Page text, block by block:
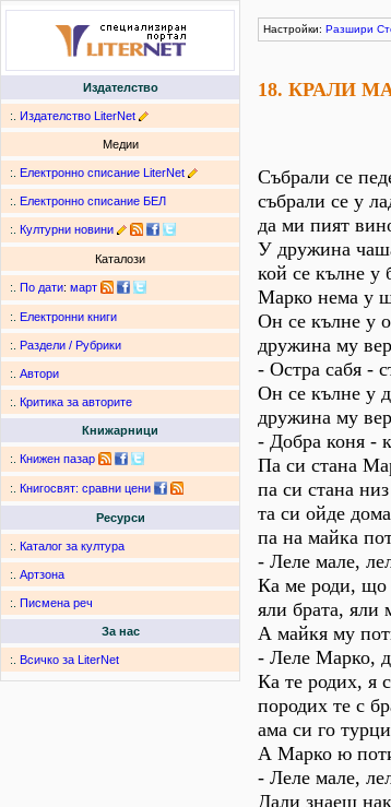
Издателство
:. Издателство LiterNet
Медии
:. Електронно списание LiterNet
:. Електронно списание БЕЛ
:. Културни новини
Каталози
:. По дати: март
:. Електронни книги
:. Раздели / Рубрики
:. Автори
:. Критика за авторите
Книжарници
:. Книжен пазар
:. Книгосвят: сравни цени
Ресурси
:. Каталог за култура
:. Артзона
:. Писмена реч
За нас
:. Всичко за LiterNet
Настройки: Разшири
18. КРАЛИ
Събрали се
събрали се у
да ми пият
У дружина
кой се кълне у
Марко нема у
Он се кълне у
дружина му
- Остра сабя -
Он се кълне у
дружина му
- Добра коня -
Па си стана
па си стана
та си ойде
па на майка
- Леле мале,
Ка ме роди, що
яли брата, яли
А майкя му
- Леле Марко,
Ка те родих, я
породих те с
ама си го
А Марко ю
- Леле мале,
Дали знаеш